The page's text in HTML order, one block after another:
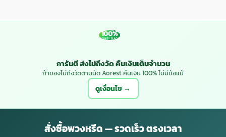
100%
MONEY BACK
การันตี ส่งไม่ถึงวัด คืนเงินเต็มจำนวน
ถ้าของไม่ถึงวัดตามนัด Aorest คืนเงิน 100% ไม่มีข้อแม้
ดูเงื่อนไข →
สั่งซื้อพวงหรีด — รวดเร็ว ตรงเวลา